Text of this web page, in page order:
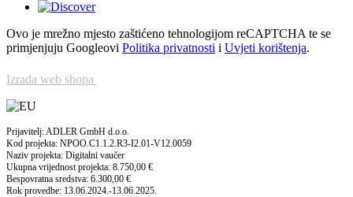
Ovo je mrežno mjesto zaštićeno tehnologijom reCAPTCHA te se
primjenjuju Googleovi Politika privatnosti i Uvjeti korištenja.
Izrada web shopa
Prijavitelj: ADLER GmbH d.o.o.
Kod projekta: NPOO.C1.1.2.R3-I2.01-V12.0059
Naziv projekta: Digitalni vaučer
Ukupna vrijednost projekta: 8.750,00 €
Bespovratna sredstva: 6.300,00 €
Rok provedbe: 13.06.2024.-13.06.2025.